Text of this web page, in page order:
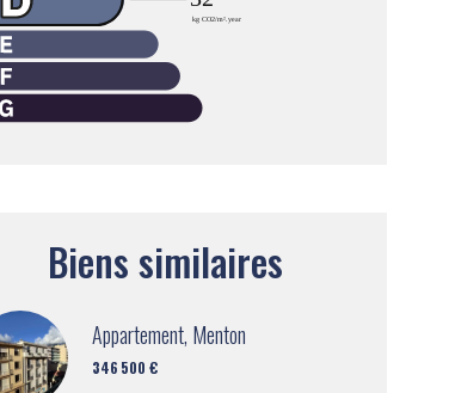
Biens similaires
Appartement, Menton
346 500 €